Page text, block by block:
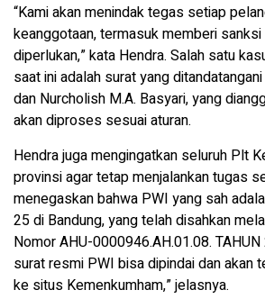
“Kami akan menindak tegas setiap
keanggotaan, termasuk memberi
diperlukan,” kata Hendra. Salah satu
saat ini adalah surat yang
dan Nurcholish M.A. Basyari, yang
akan diproses sesuai aturan.
Hendra juga mengingatkan seluruh Plt
provinsi agar tetap menjalankan tugas
menegaskan bahwa PWI yang sah
25 di Bandung, yang telah disahkan
Nomor AHU-0000946.AH.01.08.
surat resmi PWI bisa dipindai dan akan
ke situs Kemenkumham,” jelasnya.